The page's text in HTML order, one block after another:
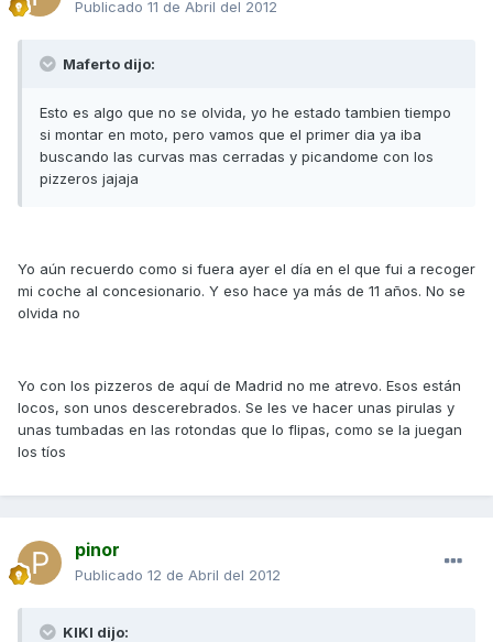
Publicado 11 de Abril del 2012
Maferto dijo:
Esto es algo que no se olvida, yo he estado tambien tiempo
si montar en moto, pero vamos que el primer dia ya iba
buscando las curvas mas cerradas y picandome con los
pizzeros jajaja
Yo aún recuerdo como si fuera ayer el día en el que fui a recoger
mi coche al concesionario. Y eso hace ya más de 11 años. No se
olvida no
Yo con los pizzeros de aquí de Madrid no me atrevo. Esos están
locos, son unos descerebrados. Se les ve hacer unas pirulas y
unas tumbadas en las rotondas que lo flipas, como se la juegan
los tíos
pinor
Publicado 12 de Abril del 2012
KIKI dijo: